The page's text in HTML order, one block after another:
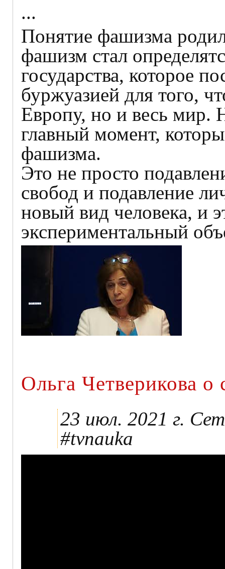
...
Понятие фашизма
фашизм стал
государства, которое
буржуазией для того,
Европу, но и весь мир.
главный момент,
фашизма.
Это не просто
свобод и подавление
новый вид человека, и
экспериментальный
Ольга Четверикова
23 июл. 2021 г.
#tvnauka